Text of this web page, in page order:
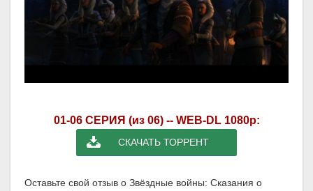
01-06 СЕРИЯ (из 06) -- WEB-DL 1080p:
СКАЧАТЬ ТОРРЕНТ
Оставьте свой отзыв о Звёздные войны: Сказания о